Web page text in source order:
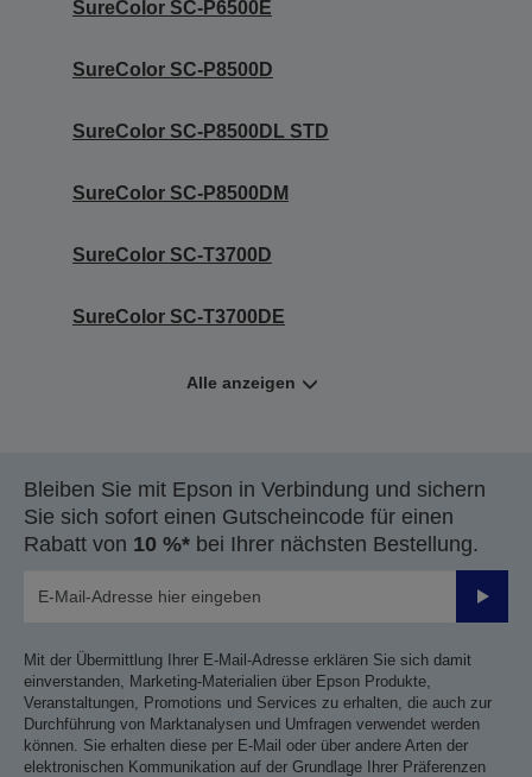
SureColor SC-P6500E
SureColor SC-P8500D
SureColor SC-P8500DL STD
SureColor SC-P8500DM
SureColor SC-T3700D
SureColor SC-T3700DE
Alle anzeigen
Bleiben Sie mit Epson in Verbindung und sichern
Sie sich sofort einen Gutscheincode für einen
Rabatt von 10 %* bei Ihrer nächsten Bestellung.
Mit der Übermittlung Ihrer E-Mail-Adresse erklären Sie sich damit
einverstanden, Marketing-Materialien über Epson Produkte,
Veranstaltungen, Promotions und Services zu erhalten, die auch zur
Durchführung von Marktanalysen und Umfragen verwendet werden
können. Sie erhalten diese per E-Mail oder über andere Arten der
elektronischen Kommunikation auf der Grundlage Ihrer Präferenzen